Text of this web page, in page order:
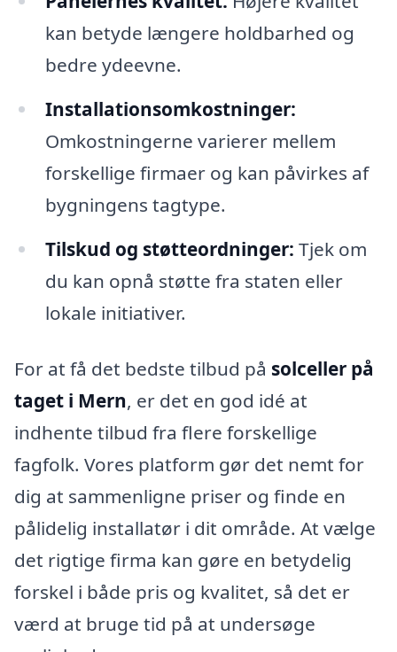
kan betyde længere holdbarhed og
bedre ydeevne.
Installationsomkostninger:
Omkostningerne varierer mellem
forskellige firmaer og kan påvirkes af
bygningens tagtype.
Tilskud og støtteordninger: Tjek om
du kan opnå støtte fra staten eller
lokale initiativer.
For at få det bedste tilbud på solceller på
taget i Mern, er det en god idé at
indhente tilbud fra flere forskellige
fagfolk. Vores platform gør det nemt for
dig at sammenligne priser og finde en
pålidelig installatør i dit område. At vælge
det rigtige firma kan gøre en betydelig
forskel i både pris og kvalitet, så det er
værd at bruge tid på at undersøge